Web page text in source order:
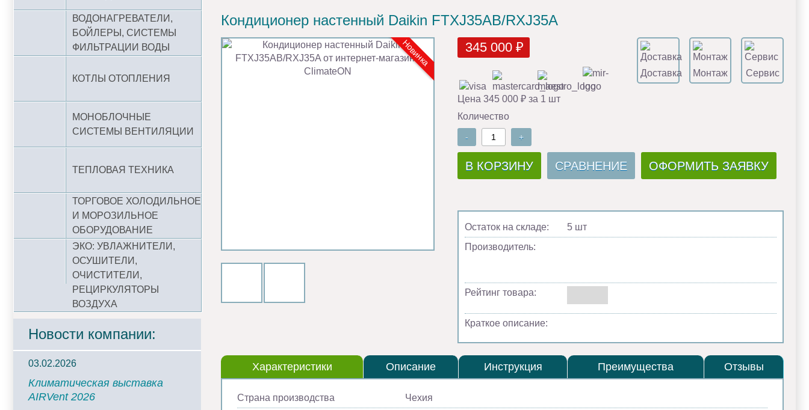
ВОДОНАГРЕВАТЕЛИ,
БОЙЛЕРЫ, СИСТЕМЫ
ФИЛЬТРАЦИИ ВОДЫ
КОТЛЫ ОТОПЛЕНИЯ
МОНОБЛОЧНЫЕ
СИСТЕМЫ ВЕНТИЛЯЦИИ
ТЕПЛОВАЯ ТЕХНИКА
ТОРГОВОЕ ХОЛОДИЛЬНОЕ
И МОРОЗИЛЬНОЕ
ОБОРУДОВАНИЕ
ЭКО: УВЛАЖНИТЕЛИ,
ОСУШИТЕЛИ,
ОЧИСТИТЕЛИ,
РЕЦИРКУЛЯТОРЫ
ВОЗДУХА
Новости компании:
03.02.2026
Климатическая выставка
AIRVent 2026
Кондиционер настенный Daikin FTXJ35AB/RXJ35A
Новинка 345 000 ₽
Доставка Монтаж Сервис
Цена 345 000 ₽ за 1 шт
Количество
- +
В КОРЗИНУ СРАВНЕНИЕ ОФОРМИТЬ ЗАЯВКУ
Остаток на складе:
5 шт
Производитель:
Рейтинг товара:
Краткое описание:
Характеристики Описание Инструкция Преимущества Отзывы
Страна производства
Чехия